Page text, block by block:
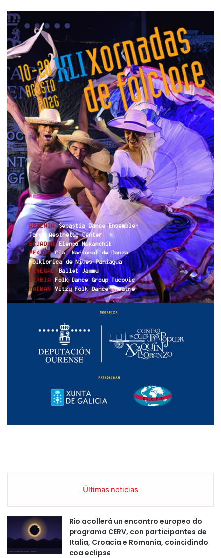
Últimas noticias
Río acollerá un encontro europeo do
programa CERV, con participantes de
Italia, Croacia e Romanía, coincidindo
coa eclipse